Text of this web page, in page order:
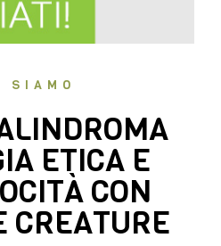
SIAMO
ETICA E
CON
CREATURE